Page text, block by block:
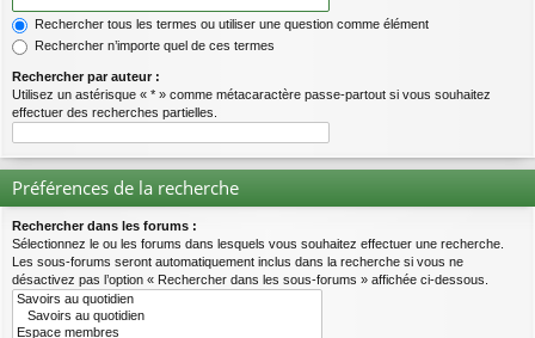
Rechercher tous les termes ou utiliser une question comme élément
Rechercher n’importe quel de ces termes
Rechercher par auteur :
Utilisez un astérisque « * » comme métacaractère passe-partout si vous souhaitez
effectuer des recherches partielles.
Préférences de la recherche
Rechercher dans les forums :
Sélectionnez le ou les forums dans lesquels vous souhaitez effectuer une recherche.
Les sous-forums seront automatiquement inclus dans la recherche si vous ne
désactivez pas l’option « Rechercher dans les sous-forums » affichée ci-dessous.